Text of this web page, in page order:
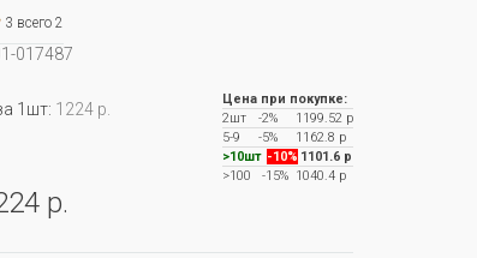
3 всего 2
017487
1шт: 1224 р.
р.
Цена при покупке:
2шт
-2%
1199.52 р
5-9
-5%
1162.8 р
>10шт -10% 1101.6 р
>100
-15%1040.4 р